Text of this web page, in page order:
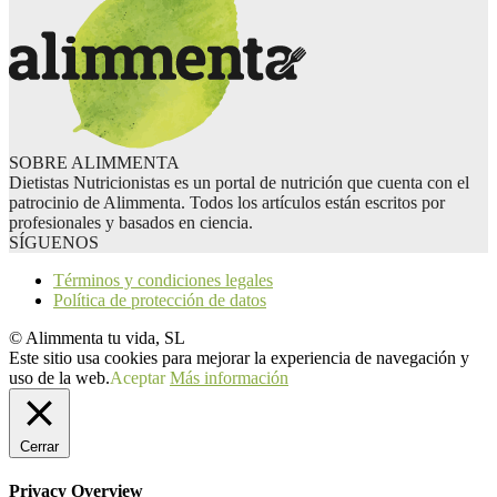
SOBRE ALIMMENTA
Dietistas Nutricionistas es un portal de nutrición que cuenta con el
patrocinio de Alimmenta. Todos los artículos están escritos por
profesionales y basados en ciencia.
SÍGUENOS
Términos y condiciones legales
Política de protección de datos
© Alimmenta tu vida, SL
Este sitio usa cookies para mejorar la experiencia de navegación y
uso de la web.Aceptar Más información
Cerrar
Privacy Overview